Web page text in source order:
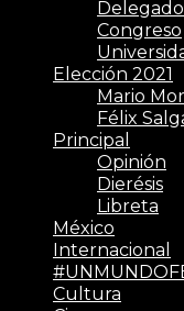
Congreso
Elección 2021
Mario
Félix
Principal
Opinión
Dierésis
Libreta
México
Internacional
Cultura